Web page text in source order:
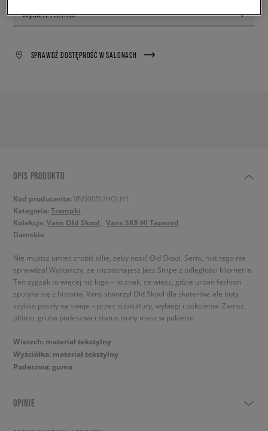
Wybierz rozmiar
SPRAWDŹ DOSTĘPNOŚĆ W SALONACH
OPIS PRODUKTU
Kod producenta:VN0005UHOLH1
Kategoria:Trampki
Kolekcje:Vans Old Skool
Vans SK8 HI Tapered
Damskie
Nie musisz umieć zrobić ollie, żeby nosić Old Skool. Serio, nikt tego nie
sprawdza! Wystarczy, że rozpoznajesz Jazz Stripe z odległości kilometra.
Ten zygzak to więcej niż logo – to znak, że wiesz, gdzie urban fashion
spotyka się z historią. Vans stworzył Old Skool dla skaterów, ale buty
szybko poszły na swoje – przez subkultury, wybiegi i pokolenia. Zamsz,
płótno, gruba podeszwa i status ikony masz w pakiecie.
Wierzch: materiał tekstylny
Wyściółka: materiał tekstylny
Podeszwa: guma
OPINIE